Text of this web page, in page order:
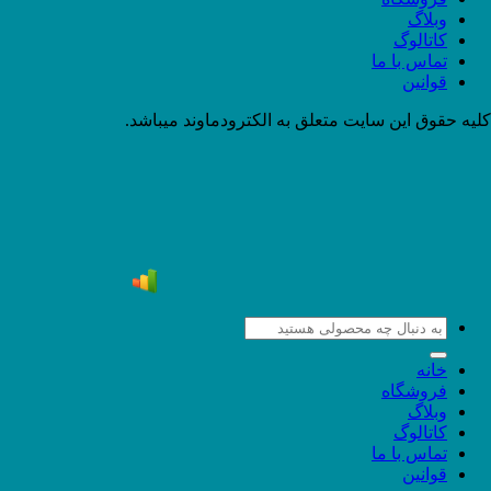
وبلاگ
کاتالوگ
تماس با ما
قوانین
کلیه حقوق این سایت متعلق به الکترودماوند میباشد.
جستجو
برای:
خانه
فروشگاه
وبلاگ
کاتالوگ
تماس با ما
قوانین